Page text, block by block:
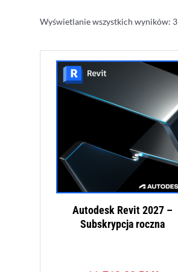
Wyświetlanie wszystkich wyników: 3
Autodesk Revit 2027 –
Subskrypcja roczna